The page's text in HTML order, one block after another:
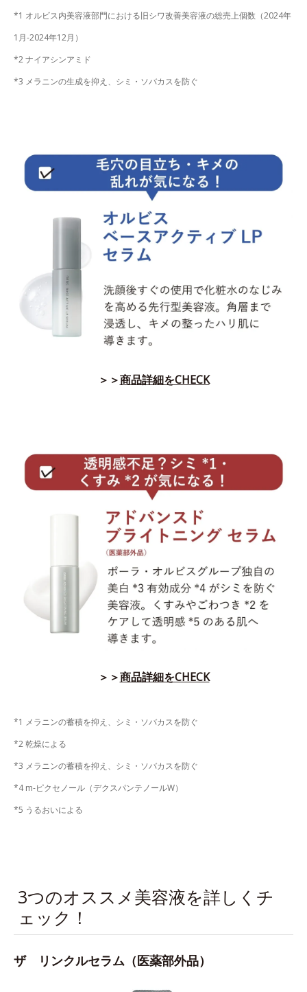
*1 オルビス内美容液部門における旧シワ改善美容液の総売上個数（2024年
1月-2024年12月）
*2 ナイアシンアミド
*3 メラニンの生成を抑え、シミ・ソバカスを防ぐ
＞＞商品詳細をCHECK
＞＞商品詳細をCHECK
*1 メラニンの蓄積を抑え、シミ・ソバカスを防ぐ
*2 乾燥による
*3 メラニンの蓄積を抑え、シミ・ソバカスを防ぐ
*4 m-ピクセノール（デクスパンテノールW）
*5 うるおいによる
3つのオススメ美容液を詳しくチ
ェック！
ザ リンクルセラム（医薬部外品）